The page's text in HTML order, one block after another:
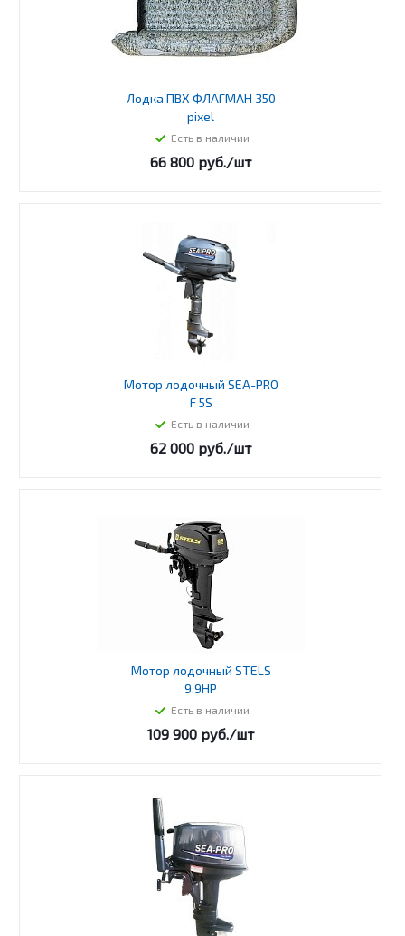
Лодка ПВХ ФЛАГМАН 350
pixel
Есть в наличии
66 800 руб./шт
Мотор лодочный SEA-PRO
F 5S
Есть в наличии
62 000 руб./шт
Мотор лодочный STELS
9.9HP
Есть в наличии
109 900 руб./шт